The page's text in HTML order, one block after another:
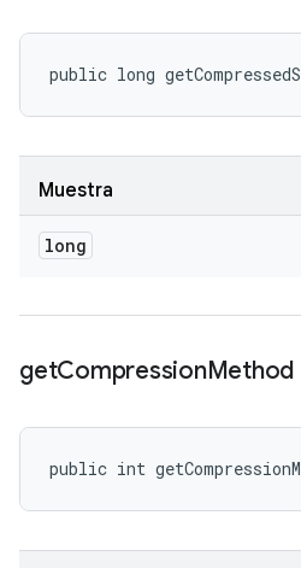
public long
Muestra
long
getCompressionMethod
public int